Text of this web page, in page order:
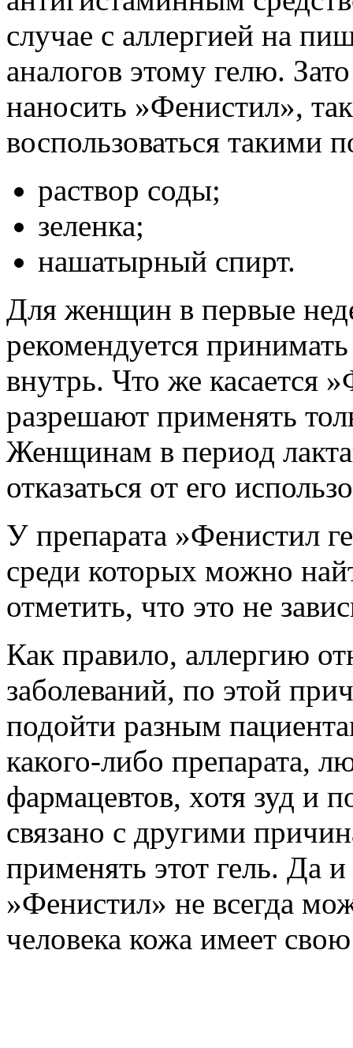
случае с аллергией на
аналогов этому гелю.
наносить »Фенистил»,
воспользоваться такими
раствор соды;
зеленка;
нашатырный спирт.
Для женщин в первые
рекомендуется
внутрь. Что же касается
разрешают применять
Женщинам в период
отказаться от его
У препарата »Фенистил
среди которых можно
отметить, что это не
Как правило, аллергию
заболеваний, по этой
подойти разным
какого-либо препарата,
фармацевтов, хотя зуд и
связано с другими
применять этот гель. Да
»Фенистил» не всегда
человека кожа имеет